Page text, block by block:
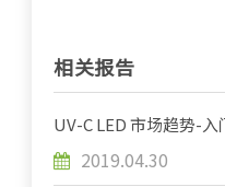
相关报告
UV-C LED 市场趋势-入
2019.04.30